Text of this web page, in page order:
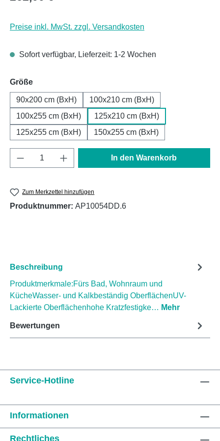
Preise inkl. MwSt. zzgl. Versandkosten
Sofort verfügbar, Lieferzeit: 1-2 Wochen
Größeauswählen
90x200 cm (BxH)
100x210 cm (BxH)
100x255 cm (BxH)
125x210 cm (BxH)
125x255 cm (BxH)
150x255 cm (BxH)
Produkt Anzahl: Gib den gewünschten
In den Warenkorb
Zum Merkzettel hinzufügen
Produktnummer: AP10054DD.6
Beschreibung
Produktmerkmale:Fürs Bad, Wohnraum und
KücheWasser- und Kalkbeständig OberflächenUV-
Lackierte Oberflächenhohe Kratzfestigke… Mehr
Bewertungen
Service-Hotline
Informationen
Rechtliches